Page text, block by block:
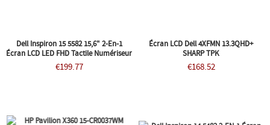
Dell Inspiron 15 5582 15,6" 2-En-1
Écran LCD LED FHD Tactile Numériseur
Charnière Vers Le Haut
€199.77
Écran LCD Dell 4XFMN 13.3QHD+
SHARP TPK
€168.52